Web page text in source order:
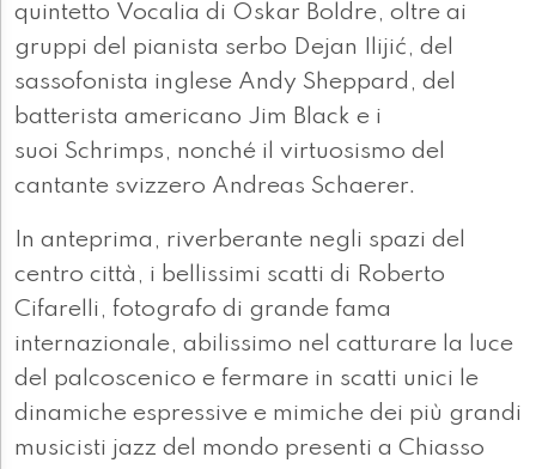
quintetto Vocalia di Oskar Boldre, oltre ai
gruppi del pianista serbo Dejan Ilijić, del
sassofonista inglese Andy Sheppard, del
batterista americano Jim Black e i
suoi Schrimps, nonché il virtuosismo del
cantante svizzero Andreas Schaerer.
In anteprima, riverberante negli spazi del
centro città, i bellissimi scatti di Roberto
Cifarelli, fotografo di grande fama
internazionale, abilissimo nel catturare la luce
del palcoscenico e fermare in scatti unici le
dinamiche espressive e mimiche dei più grandi
musicisti jazz del mondo presenti a Chiasso